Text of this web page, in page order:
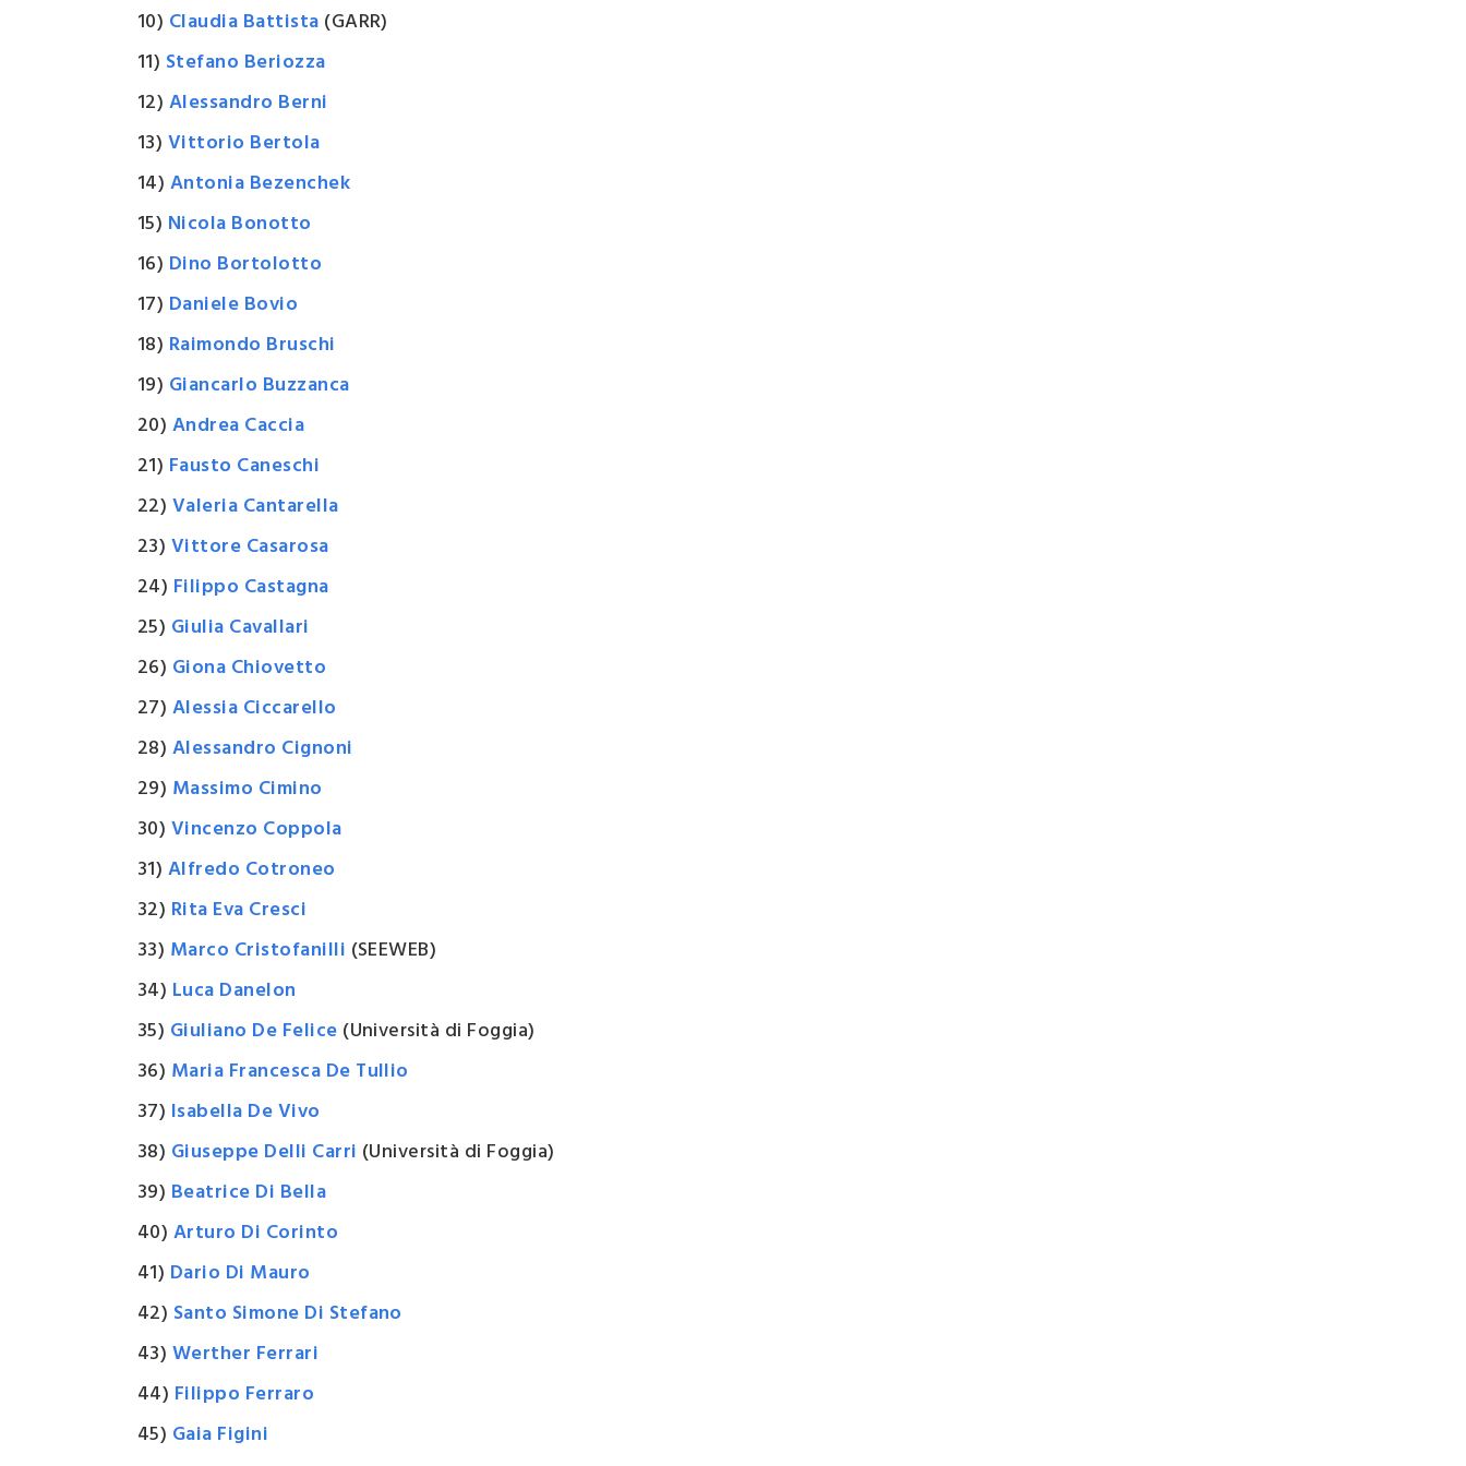
10) Claudia Battista (GARR)
11) Stefano Beriozza
12) Alessandro Berni
13) Vittorio Bertola
14) Antonia Bezenchek
15) Nicola Bonotto
16) Dino Bortolotto
17) Daniele Bovio
18) Raimondo Bruschi
19) Giancarlo Buzzanca
20) Andrea Caccia
21) Fausto Caneschi
22) Valeria Cantarella
23) Vittore Casarosa
24) Filippo Castagna
25) Giulia Cavallari
26) Giona Chiovetto
27) Alessia Ciccarello
28) Alessandro Cignoni
29) Massimo Cimino
30) Vincenzo Coppola
31) Alfredo Cotroneo
32) Rita Eva Cresci
33) Marco Cristofanilli (SEEWEB)
34) Luca Danelon
35) Giuliano De Felice (Università di Foggia)
36) Maria Francesca De Tullio
37) Isabella De Vivo
38) Giuseppe Delli Carri (Università di Foggia)
39) Beatrice Di Bella
40) Arturo Di Corinto
41) Dario Di Mauro
42) Santo Simone Di Stefano
43) Werther Ferrari
44) Filippo Ferraro
45) Gaia Figini